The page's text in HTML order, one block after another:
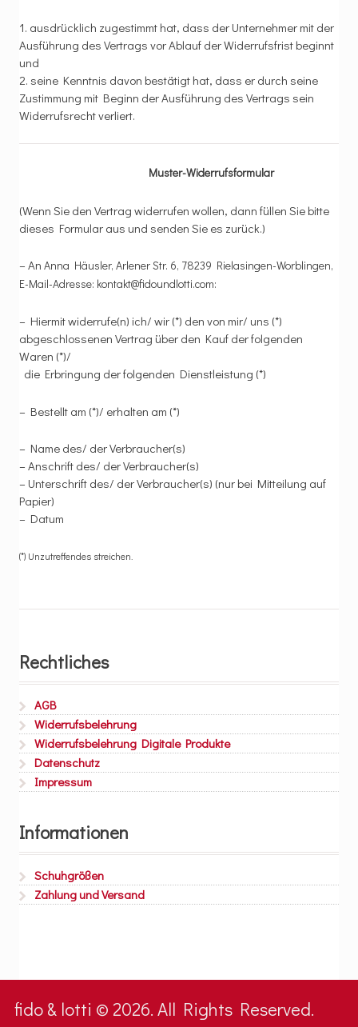
1. ausdrücklich zugestimmt hat, dass der Unternehmer mit der
Ausführung des Vertrags vor Ablauf der Widerrufsfrist beginnt
und
2. seine Kenntnis davon bestätigt hat, dass er durch seine
Zustimmung mit Beginn der Ausführung des Vertrags sein
Widerrufsrecht verliert.
Muster-Widerrufsformular
(Wenn Sie den Vertrag widerrufen wollen, dann füllen Sie bitte
dieses Formular aus und senden Sie es zurück.)
– AnAnna Häusler, Arlener Str. 6, 78239 Rielasingen-Worblingen,
E-Mail-Adresse: kontakt@fidoundlotti.com:
– Hiermit widerrufe(n) ich/ wir (*) den von mir/ uns (*)
abgeschlossenen Vertrag über den Kauf der folgenden
Waren (*)/
die Erbringung der folgenden Dienstleistung (*)
– Bestellt am (*)/ erhalten am (*)
– Name des/ der Verbraucher(s)
– Anschrift des/ der Verbraucher(s)
– Unterschrift des/ der Verbraucher(s) (nur bei Mitteilung auf
Papier)
– Datum
(*) Unzutreffendes streichen.
Rechtliches
AGB
Widerrufsbelehrung
Widerrufsbelehrung Digitale Produkte
Datenschutz
Impressum
Informationen
Schuhgrößen
Zahlung und Versand
fido & lotti © 2026. All Rights Reserved.